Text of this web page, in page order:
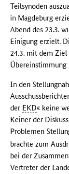
Teilsynoden
in Magdeburg
Abend des 23.3.
Einigung erzielt.
24.3. mit dem
Übereinstimmung
In den
der EKD« keine
Keiner der
Problemen
brachte zum
bei der
Vertreter der